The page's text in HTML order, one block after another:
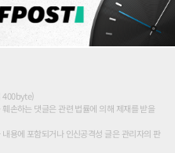
400byte)
손하는 댓글은 관련 법률에 의해 제재를 받을
용에 포함되거나 인신공격성 글은 관리자의 판